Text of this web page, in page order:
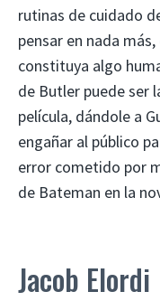
rutinas de cuidado
pensar en nada
constituya algo
de Butler puede ser
película, dándole a
engañar al público
error cometido por
de Bateman en la
Jacob Elordi